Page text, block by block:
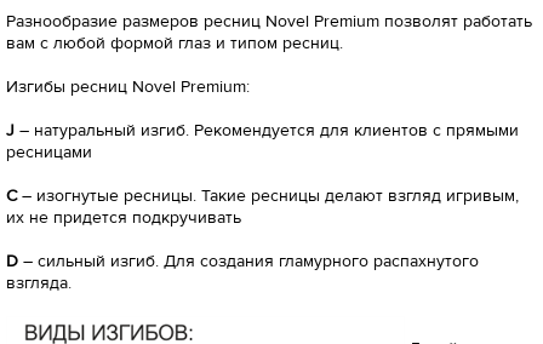
Разнообразие размеров ресниц Novel Premium позволят работать
вам с любой формой глаз и типом ресниц.
Изгибы ресниц Novel Premium:
J – натуральный изгиб. Рекомендуется для клиентов с прямыми
ресницами
С– изогнутые ресницы. Такие ресницы делают взгляд игривым,
их не придется подкручивать
D – сильный изгиб. Для создания гламурного распахнутого
взгляда.